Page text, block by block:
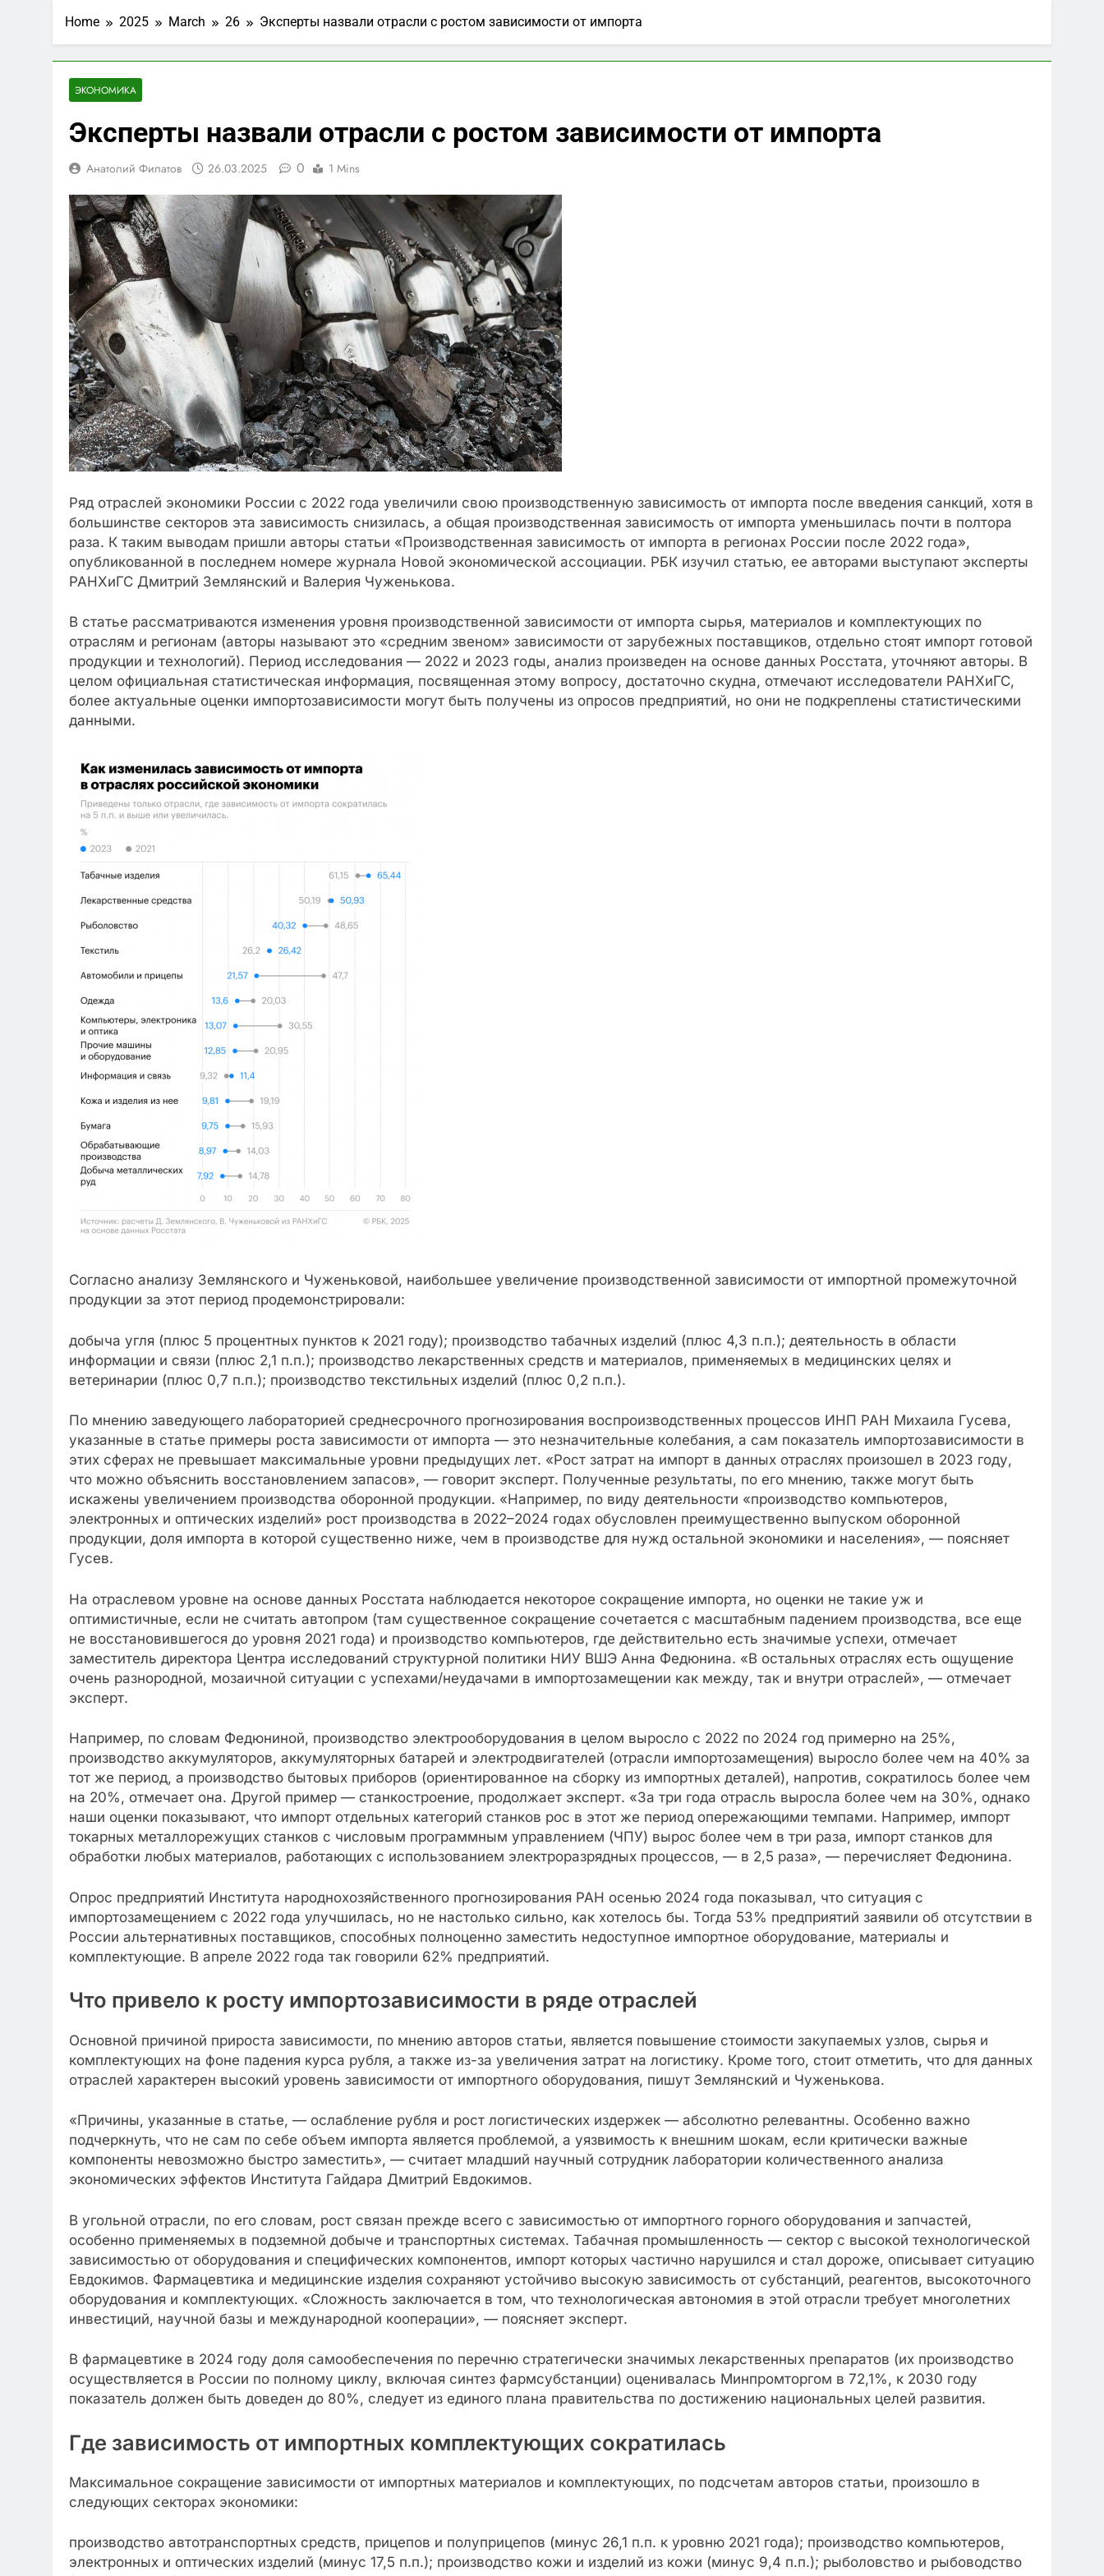
Home 2025 March 26 Эксперты назвали отрасли с ростом зависимости от импорта
ЭКОНОМИКА
Эксперты назвали отрасли с ростом зависимости от импорта
Анатолий Филатов 26.03.2025 0 1 Mins
Ряд отраслей экономики России с 2022 года увеличили свою производственную зависимость от импорта после введения санкций, хотя в
большинстве секторов эта зависимость снизилась, а общая производственная зависимость от импорта уменьшилась почти в полтора
раза. К таким выводам пришли авторы статьи «Производственная зависимость от импорта в регионах России после 2022 года»,
опубликованной в последнем номере журнала Новой экономической ассоциации. РБК изучил статью, ее авторами выступают эксперты
РАНХиГС Дмитрий Землянский и Валерия Чуженькова.
В статье рассматриваются изменения уровня производственной зависимости от импорта сырья, материалов и комплектующих по
отраслям и регионам (авторы называют это «средним звеном» зависимости от зарубежных поставщиков, отдельно стоят импорт готовой
продукции и технологий). Период исследования — 2022 и 2023 годы, анализ произведен на основе данных Росстата, уточняют авторы. В
целом официальная статистическая информация, посвященная этому вопросу, достаточно скудна, отмечают исследователи РАНХиГС,
более актуальные оценки импортозависимости могут быть получены из опросов предприятий, но они не подкреплены статистическими
данными.
Согласно анализу Землянского и Чуженьковой, наибольшее увеличение производственной зависимости от импортной промежуточной
продукции за этот период продемонстрировали:
добыча угля (плюс 5 процентных пунктов к 2021 году); производство табачных изделий (плюс 4,3 п.п.); деятельность в области
информации и связи (плюс 2,1 п.п.); производство лекарственных средств и материалов, применяемых в медицинских целях и
ветеринарии (плюс 0,7 п.п.); производство текстильных изделий (плюс 0,2 п.п.).
По мнению заведующего лабораторией среднесрочного прогнозирования воспроизводственных процессов ИНП РАН Михаила Гусева,
указанные в статье примеры роста зависимости от импорта — это незначительные колебания, а сам показатель импортозависимости в
этих сферах не превышает максимальные уровни предыдущих лет. «Рост затрат на импорт в данных отраслях произошел в 2023 году,
что можно объяснить восстановлением запасов», — говорит эксперт. Полученные результаты, по его мнению, также могут быть
искажены увеличением производства оборонной продукции. «Например, по виду деятельности «производство компьютеров,
электронных и оптических изделий» рост производства в 2022–2024 годах обусловлен преимущественно выпуском оборонной
продукции, доля импорта в которой существенно ниже, чем в производстве для нужд остальной экономики и населения», — поясняет
Гусев.
На отраслевом уровне на основе данных Росстата наблюдается некоторое сокращение импорта, но оценки не такие уж и
оптимистичные, если не считать автопром (там существенное сокращение сочетается с масштабным падением производства, все еще
не восстановившегося до уровня 2021 года) и производство компьютеров, где действительно есть значимые успехи, отмечает
заместитель директора Центра исследований структурной политики НИУ ВШЭ Анна Федюнина. «В остальных отраслях есть ощущение
очень разнородной, мозаичной ситуации с успехами/неудачами в импортозамещении как между, так и внутри отраслей», — отмечает
эксперт.
Например, по словам Федюниной, производство электрооборудования в целом выросло с 2022 по 2024 год примерно на 25%,
производство аккумуляторов, аккумуляторных батарей и электродвигателей (отрасли импортозамещения) выросло более чем на 40% за
тот же период, а производство бытовых приборов (ориентированное на сборку из импортных деталей), напротив, сократилось более чем
на 20%, отмечает она. Другой пример — станкостроение, продолжает эксперт. «За три года отрасль выросла более чем на 30%, однако
наши оценки показывают, что импорт отдельных категорий станков рос в этот же период опережающими темпами. Например, импорт
токарных металлорежущих станков с числовым программным управлением (ЧПУ) вырос более чем в три раза, импорт станков для
обработки любых материалов, работающих с использованием электроразрядных процессов, — в 2,5 раза», — перечисляет Федюнина.
Опрос предприятий Института народнохозяйственного прогнозирования РАН осенью 2024 года показывал, что ситуация с
импортозамещением с 2022 года улучшилась, но не настолько сильно, как хотелось бы. Тогда 53% предприятий заявили об отсутствии в
России альтернативных поставщиков, способных полноценно заместить недоступное импортное оборудование, материалы и
комплектующие. В апреле 2022 года так говорили 62% предприятий.
Что привело к росту импортозависимости в ряде отраслей
Основной причиной прироста зависимости, по мнению авторов статьи, является повышение стоимости закупаемых узлов, сырья и
комплектующих на фоне падения курса рубля, а также из-за увеличения затрат на логистику. Кроме того, стоит отметить, что для данных
отраслей характерен высокий уровень зависимости от импортного оборудования, пишут Землянский и Чуженькова.
«Причины, указанные в статье, — ослабление рубля и рост логистических издержек — абсолютно релевантны. Особенно важно
подчеркнуть, что не сам по себе объем импорта является проблемой, а уязвимость к внешним шокам, если критически важные
компоненты невозможно быстро заместить», — считает младший научный сотрудник лаборатории количественного анализа
экономических эффектов Института Гайдара Дмитрий Евдокимов.
В угольной отрасли, по его словам, рост связан прежде всего с зависимостью от импортного горного оборудования и запчастей,
особенно применяемых в подземной добыче и транспортных системах. Табачная промышленность — сектор с высокой технологической
зависимостью от оборудования и специфических компонентов, импорт которых частично нарушился и стал дороже, описывает ситуацию
Евдокимов. Фармацевтика и медицинские изделия сохраняют устойчиво высокую зависимость от субстанций, реагентов, высокоточного
оборудования и комплектующих. «Сложность заключается в том, что технологическая автономия в этой отрасли требует многолетних
инвестиций, научной базы и международной кооперации», — поясняет эксперт.
В фармацевтике в 2024 году доля самообеспечения по перечню стратегически значимых лекарственных препаратов (их производство
осуществляется в России по полному циклу, включая синтез фармсубстанции) оценивалась Минпромторгом в 72,1%, к 2030 году
показатель должен быть доведен до 80%, следует из единого плана правительства по достижению национальных целей развития.
Где зависимость от импортных комплектующих сократилась
Максимальное сокращение зависимости от импортных материалов и комплектующих, по подсчетам авторов статьи, произошло в
следующих секторах экономики:
производство автотранспортных средств, прицепов и полуприцепов (минус 26,1 п.п. к уровню 2021 года); производство компьютеров,
электронных и оптических изделий (минус 17,5 п.п.); производство кожи и изделий из кожи (минус 9,4 п.п.); рыболовство и рыбоводство